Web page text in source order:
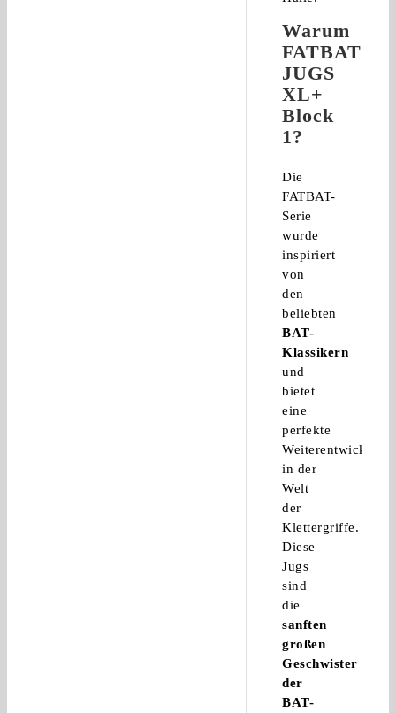
Warum
FATBAT
JUGS
XL+
Block
1?
Die
FATBAT-
Serie
wurde
inspiriert
von
den
beliebten
BAT-
Klassikern
und
bietet
eine
perfekte
Weiterentwicklung
in der
Welt
der
Klettergriffe.
Diese
Jugs
sind
die
sanften
großen
Geschwister
der
BAT-